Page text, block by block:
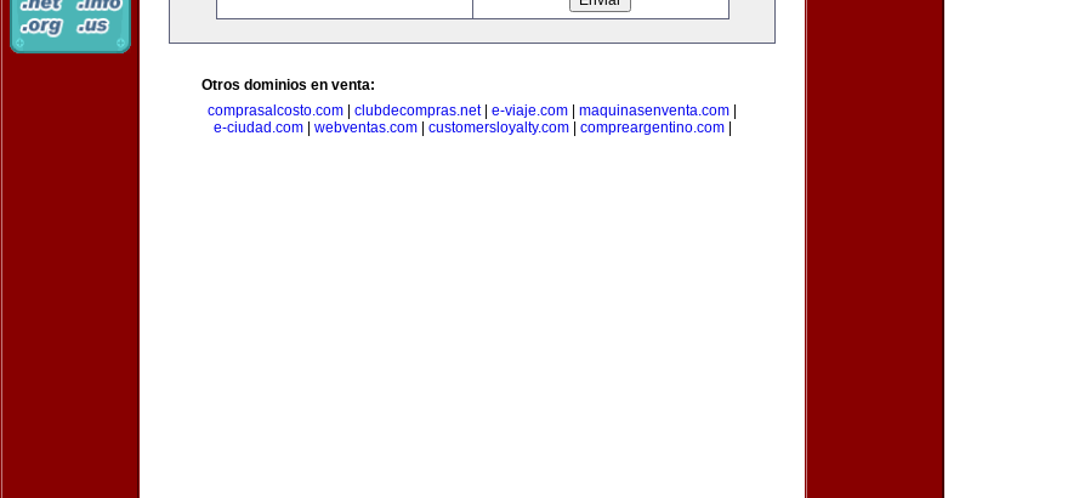
Otros dominios en venta:
comprasalcosto.com
clubdecompras.net| e-viaje.com maquinasenventa.com
e-ciudad.com| webventas.com| customersloyalty.com| compreargentino.com|